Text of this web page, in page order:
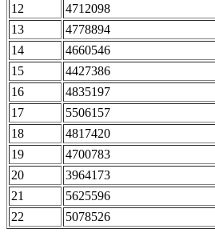
12 4712098
13 4778894
14 4660546
15 4427386
16 4835197
17 5506157
18 4817420
19 4700783
20 3964173
21 5625596
22 5078526